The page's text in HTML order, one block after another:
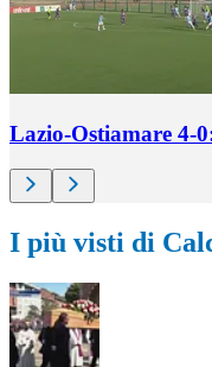
Lazio-Ostiamare 4-
I più visti di